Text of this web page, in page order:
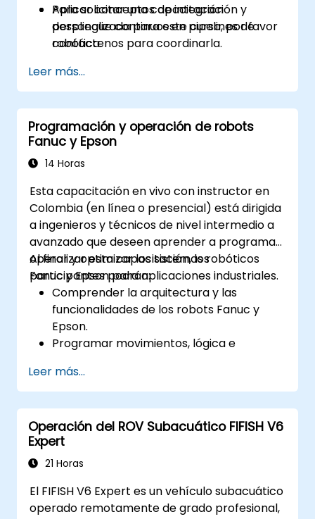
Aplicar conceptos de integración y
despliegue continuos en pipelines de
robótica.
Para solicitar una capacitación
personalizada para este curso, por favor
contáctenos para coordinarla.
Leer más...
Programación y operación de robots
Fanuc y Epson
14 Horas
Esta capacitación en vivo con instructor en
Colombia (en línea o presencial) está dirigida
a ingenieros y técnicos de nivel intermedio a
avanzado que deseen aprender a programar,
operar y optimizar los sistemas robóticos
Fanuc y Epson para aplicaciones industriales.
Al finalizar esta capacitación, los
participantes podrán:
Comprender la arquitectura y las
funcionalidades de los robots Fanuc y
Epson.
Programar movimientos, lógica e
Implementar protocolos de seguridad y
técnicas de resolución de problemas.
Optimizar los flujos de trabajo robóticos
para mejorar la eficiencia.
Leer más...
Operación del ROV Subacuático FIFISH V6
Expert
21 Horas
El FIFISH V6 Expert es un vehículo subacuático
operado remotamente de grado profesional,